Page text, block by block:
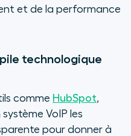
et de la performance
technologique
comme HubSpot,
système VoIP les
pour donner à